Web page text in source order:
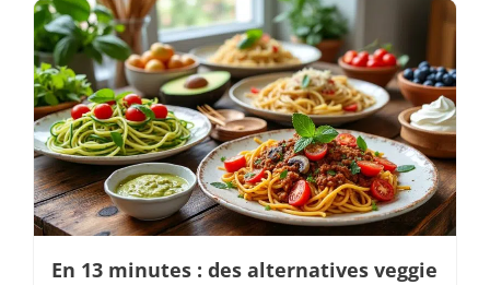
En 13 minutes : des alternatives veggie